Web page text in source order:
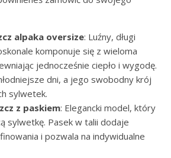
alpaka oversize: Luźny, długi
komponuje się z wieloma
jednocześnie ciepło i wygodę.
dni, a jego swobodny krój
sylwetek.
z paskiem: Elegancki model, który
sylwetkę. Pasek w talii dodaje
i pozwala na indywidualne